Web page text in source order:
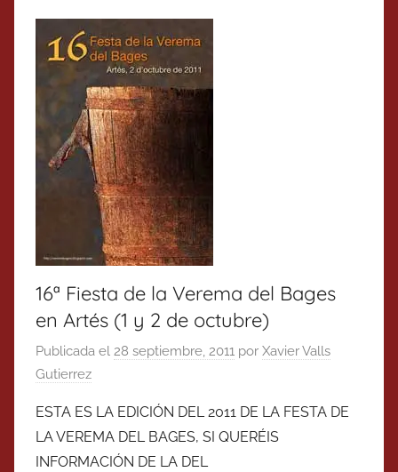
16ª Fiesta de la Verema del Bages
en Artés (1 y 2 de octubre)
Publicada el 28 septiembre, 2011 por Xavier Valls
Gutierrez
ESTA ES LA EDICIÓN DEL 2011 DE LA FESTA DE
LA VEREMA DEL BAGES, SI QUERÉIS
INFORMACIÓN DE LA DEL